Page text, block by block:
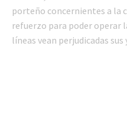
porteño concernientes a la
refuerzo para poder operar
líneas vean perjudicadas